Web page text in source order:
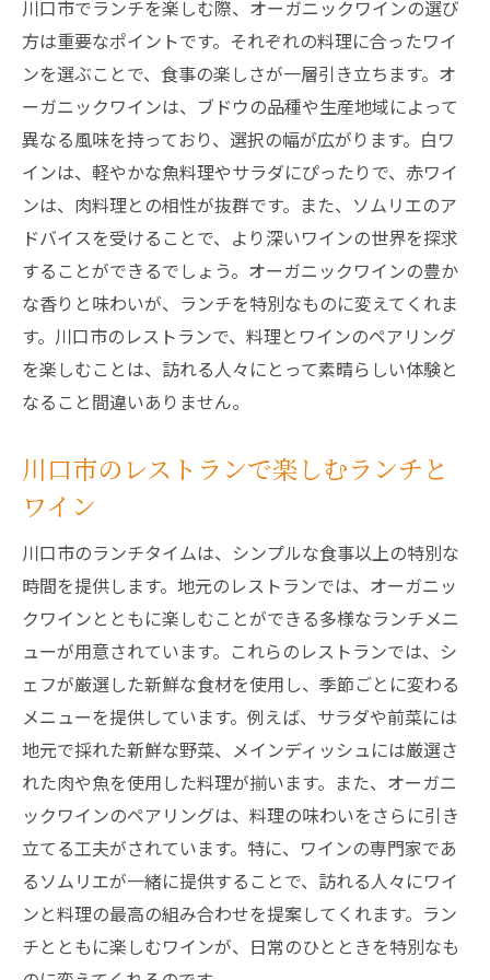
ランチとワインの相性を極める
川口市のグルメガイドでおすすめの一品
風味豊かなワインとランチの組み合わせ
オーガニックワインで深まる食の体験
ランチ時間の新しい楽しみ方
地元の味を活かしたワイン選び
ランチタイムを特別にする川口市のオーガニッ
クワイン
特別な日に選びたいオーガニックワイン
ランチを彩るワインの奥深い味わい
川口市のワインセレクションで贅沢なひと
とき
ワインの学びを深めるランチタイム
地元の魅力を再発見川口市のランチとワイン
地域の特産品を活かしたランチメニュー
川口市の歴史と文化を味わう食体験
地元の食材とワインの調和
新しい発見があるランチスポット
川口市の隠れた名店を探索
ランチとワインで巡る地元の味
リラックスしたひとときを川口市のランチで
心地よい空間での贅沢なランチタイム
川口市の隠れ家的レストランでリラックス
カジュアルな雰囲気で楽しむランチ
くつろぎの時間を演出する食事
川口市でランチを楽しむ際、オーガニックワインの選び
方は重要なポイントです。それぞれの料理に合ったワイ
ンを選ぶことで、食事の楽しさが一層引き立ちます。オ
ーガニックワインは、ブドウの品種や生産地域によって
異なる風味を持っており、選択の幅が広がります。白ワ
インは、軽やかな魚料理やサラダにぴったりで、赤ワイ
ンは、肉料理との相性が抜群です。また、ソムリエのア
ドバイスを受けることで、より深いワインの世界を探求
することができるでしょう。オーガニックワインの豊か
な香りと味わいが、ランチを特別なものに変えてくれま
す。川口市のレストランで、料理とワインのペアリング
を楽しむことは、訪れる人々にとって素晴らしい体験と
なること間違いありません。
川口市のレストランで楽しむランチと
ワイン
川口市のランチタイムは、シンプルな食事以上の特別な
時間を提供します。地元のレストランでは、オーガニッ
クワインとともに楽しむことができる多様なランチメニ
ューが用意されています。これらのレストランでは、シ
ェフが厳選した新鮮な食材を使用し、季節ごとに変わる
メニューを提供しています。例えば、サラダや前菜には
地元で採れた新鮮な野菜、メインディッシュには厳選さ
れた肉や魚を使用した料理が揃います。また、オーガニ
ックワインのペアリングは、料理の味わいをさらに引き
立てる工夫がされています。特に、ワインの専門家であ
るソムリエが一緒に提供することで、訪れる人々にワイ
ンと料理の最高の組み合わせを提案してくれます。ラン
チとともに楽しむワインが、日常のひとときを特別なも